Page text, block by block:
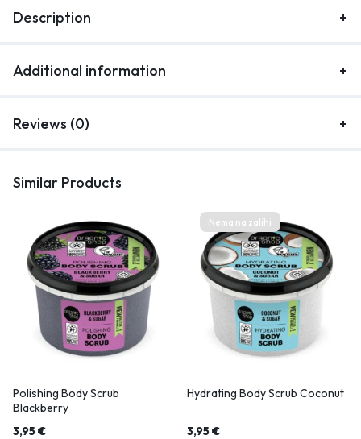
Description
Additional information
Reviews (0)
Similar Products
Polishing Body Scrub
Blackberry
3,95€
Nema na zalihi
Hydrating Body Scrub Coconut
3,95€